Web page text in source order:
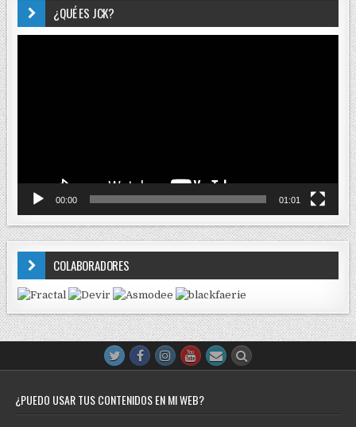
¿QUÉ ES JCK?
00:00 01:01
COLABORADORES
¿PUEDO USAR TUS CONTENIDOS EN MI WEB?